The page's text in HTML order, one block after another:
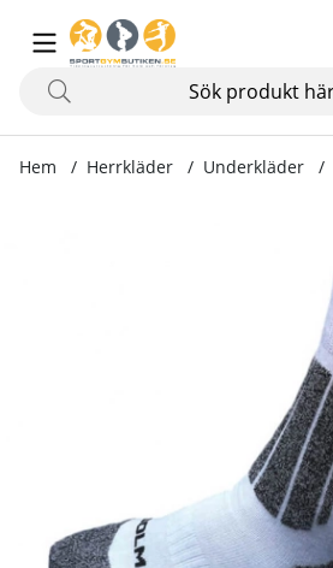
Hem Herrkläder Underkläder